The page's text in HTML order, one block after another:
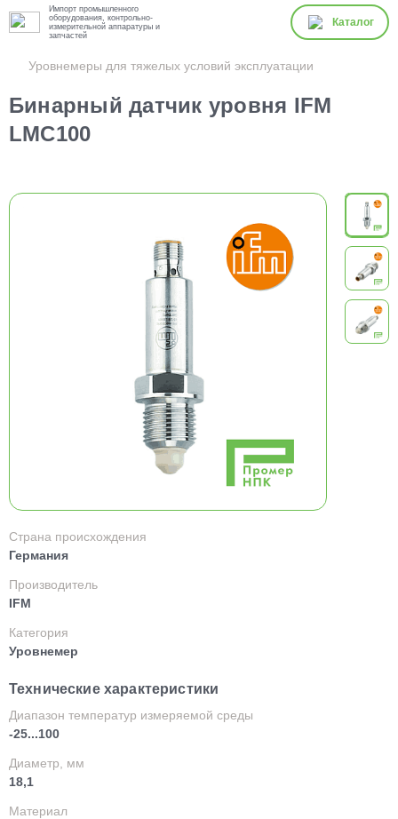
Импорт промышленного
оборудования, контрольно-
измерительной аппаратуры и
запчастей
Каталог
Уровнемеры для тяжелых условий эксплуатации
Бинарный датчик уровня IFM
LMC100
Страна происхождения
Германия
Производитель
IFM
Категория
Уровнемер
Технические характеристики
Диапазон температур измеряемой среды
-25...100
Диаметр, мм
18,1
Материал